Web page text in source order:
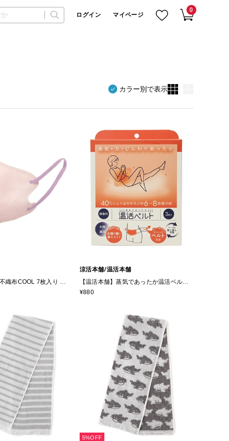
ログイン マイページ
0
カラー別で表示
織布COOL 7枚入り 個
マスク BFE PFE VFE
涼活本舗/温活本舗
【温活本舗】蒸気であったか温活ベルト
(3枚入)
¥880
5%OFF